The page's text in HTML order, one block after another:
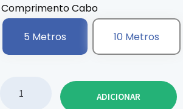
Comprimento Cabo
5 Metros 10 Metros
Quantidade de V2C Trydan 22 kW T2,
ADICIONAR